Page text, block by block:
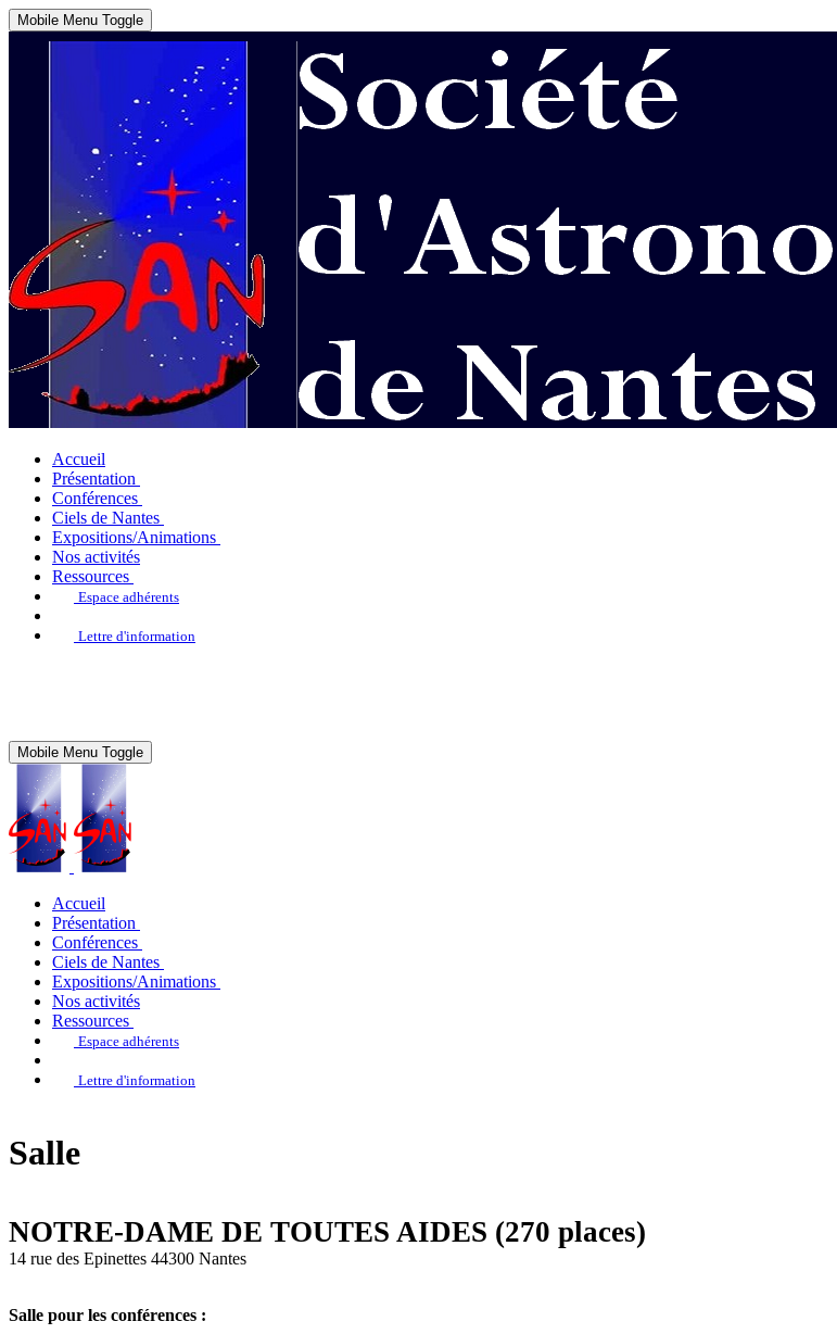
Mobile Menu Toggle
Accueil
Présentation
Conférences
Ciels de Nantes
Expositions/Animations
Nos activités
Ressources
Espace adhérents
Lettre d'information
Mobile Menu Toggle
Accueil
Présentation
Conférences
Ciels de Nantes
Expositions/Animations
Nos activités
Ressources
Espace adhérents
Lettre d'information
Salle
NOTRE-DAME DE TOUTES AIDES (270 places)
14 rue des Epinettes 44300 Nantes
+
Salle pour les conférences :